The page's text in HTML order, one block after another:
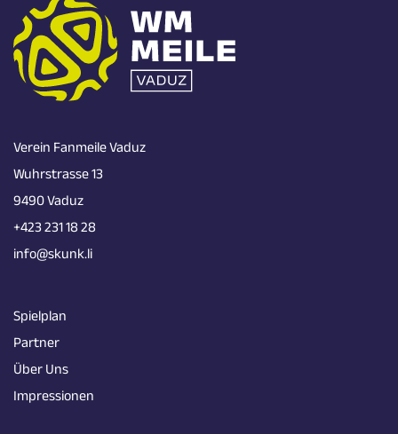
Verein Fanmeile Vaduz
Wuhrstrasse 13
9490 Vaduz
+423 231 18 28
info@skunk.li
Spielplan
Partner
Über Uns
Impressionen